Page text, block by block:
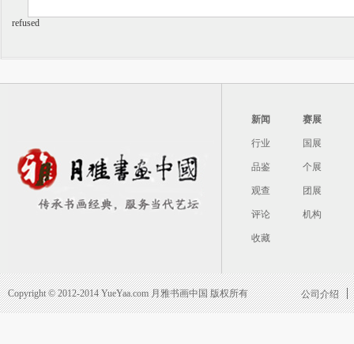
refused
新闻
行业
品鉴
观查
评论
收藏
赛展
国展
个展
团展
机构
Copyright © 2012-2014 YueYaa.com 月雅书画中国 版权所有 公司介绍